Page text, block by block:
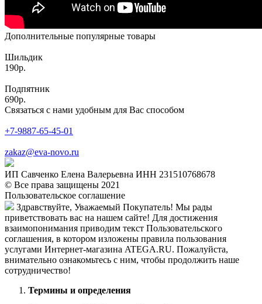
Дополнительные популярные товары
Шильдик
190р.
Подпятник
690р.
Связаться с нами удобным для Вас способом
+7-9887-65-45-01
zakaz@eva-novo.ru
ИП Савченко Елена Валерьевна ИНН 231510768678
© Все права защищены 2021
Пользовательское соглашение
Здравствуйте, Уважаемый Покупатель! Мы рады
приветствовать вас на нашем сайте! Для достижения
взаимопонимания приводим текст Пользовательского
соглашения, в котором изложены правила пользования
услугами Интернет-магазина ATEGA.RU. Пожалуйста,
внимательно ознакомьтесь с ним, чтобы продолжить наше
сотрудничество!
Термины и определения